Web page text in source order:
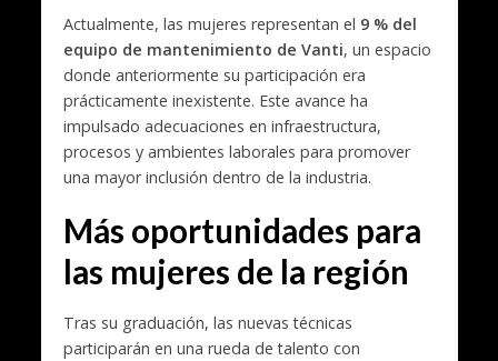
Actualmente, las mujeres representan el 9 % del
equipo de mantenimiento de Vanti, un espacio
donde anteriormente su participación era
prácticamente inexistente. Este avance ha
impulsado adecuaciones en infraestructura,
procesos y ambientes laborales para promover
una mayor inclusión dentro de la industria.
Más oportunidades para
las mujeres de la región
Tras su graduación, las nuevas técnicas
participarán en una rueda de talento con